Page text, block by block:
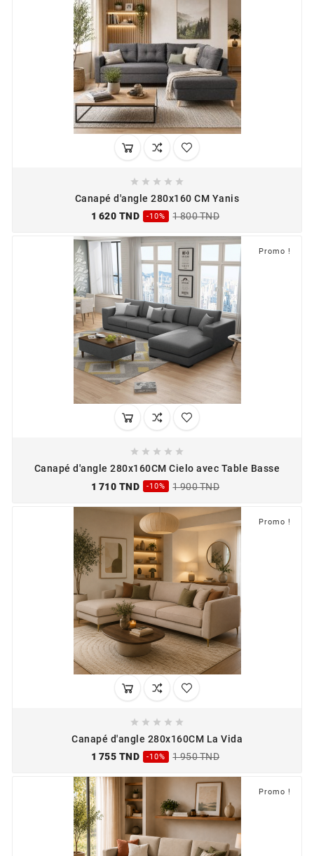
    
Canapé d'angle 280x160 CM Yanis
1 620 TND
-10% 1 800 TND
Promo !
    
Canapé d'angle 280x160CM Cielo avec Table Basse
1 710 TND
-10% 1 900 TND
Promo !
    
Canapé d'angle 280x160CM La Vida
1 755 TND
-10% 1 950 TND
Promo !